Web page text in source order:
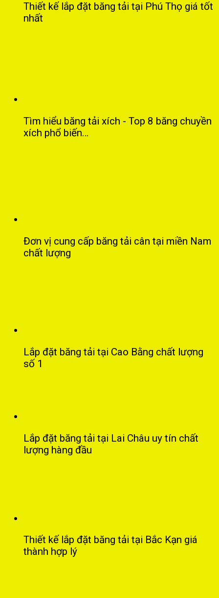
Thiết kế lắp đặt băng tải tại Phú Thọ giá tốt
nhất
Tìm hiểu băng tải xích - Top 8 băng chuyền
xích phổ biến…
Đơn vị cung cấp băng tải cân tại miền Nam
chất lượng
Lắp đặt băng tải tại Cao Bằng chất lượng
số 1
Lắp đặt băng tải tại Lai Châu uy tín chất
lượng hàng đầu
Thiết kế lắp đặt băng tải tại Bắc Kạn giá
thành hợp lý